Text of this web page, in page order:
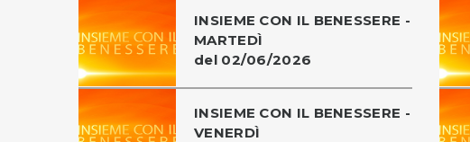
INSIEME CON IL BENESSERE -
MARTEDÌ
del 02/06/2026
INSIEME CON IL BENESSERE -
VENERDÌ